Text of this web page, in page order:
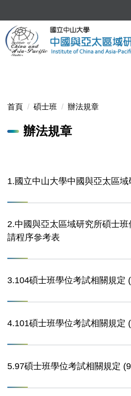
到
主
要
內
首頁 碩士班 辦法規章
辦法規章
1.國立中山大學中國與亞太區
2.中國與亞太區域研究所碩士
請程序參考表
3.104碩士班學位考試相關規定
4.101碩士班學位考試相關規定
5.97碩士班學位考試相關規定